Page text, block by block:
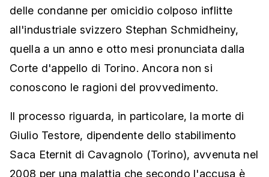
delle condanne per omicidio colposo inflitte
all'industriale svizzero Stephan Schmidheiny,
quella a un anno e otto mesi pronunciata dalla
Corte d'appello di Torino. Ancora non si
conoscono le ragioni del provvedimento.
Il processo riguarda, in particolare, la morte di
Giulio Testore, dipendente dello stabilimento
Saca Eternit di Cavagnolo (Torino), avvenuta nel
2008 per una malattia che secondo l'accusa è